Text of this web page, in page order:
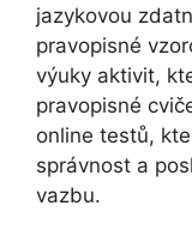
jazykovou
pravopisné
výuky aktivit,
pravopisné
online testů,
správnost a
vazbu.